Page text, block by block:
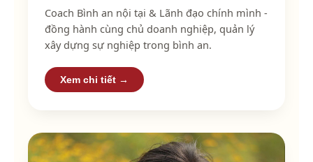
Coach Bình an nội tại & Lãnh đạo chính mình -
đồng hành cùng chủ doanh nghiệp, quản lý
xây dựng sự nghiệp trong bình an.
Xem chi tiết →